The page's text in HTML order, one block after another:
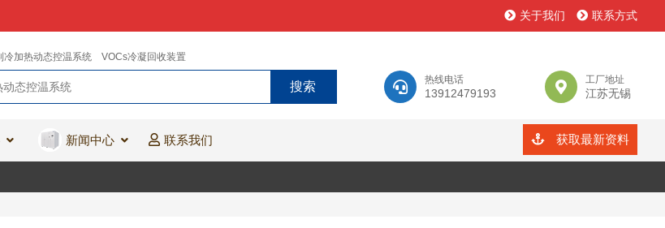
关于我们 联系方式
热线电话
13912479193
工厂地址
江苏无锡
冷加热动态控温系统 VOCs冷凝回收装置
新闻中心 联系我们 获取最新资料